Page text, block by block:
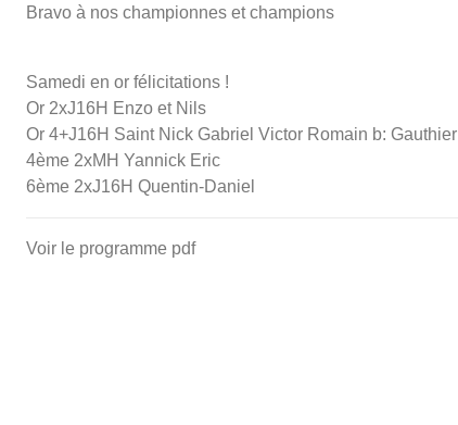
Bravo à nos championnes et champions
Samedi en or félicitations !
Or 2xJ16H Enzo et Nils
Or 4+J16H Saint Nick Gabriel Victor Romain b: Gauthier
4ème 2xMH Yannick Eric
6ème 2xJ16H Quentin-Daniel
Voir le programme pdf